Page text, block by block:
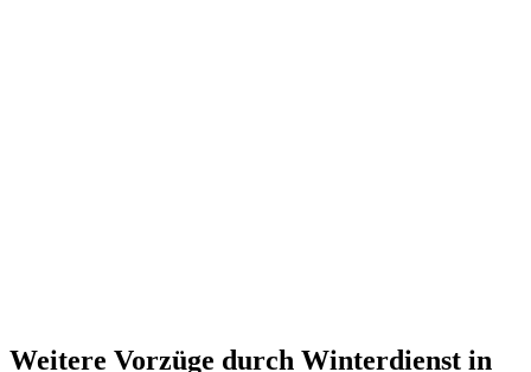
Weitere Vorzüge durch Winterdienst in